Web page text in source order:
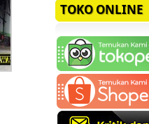
TOKO ONLINE